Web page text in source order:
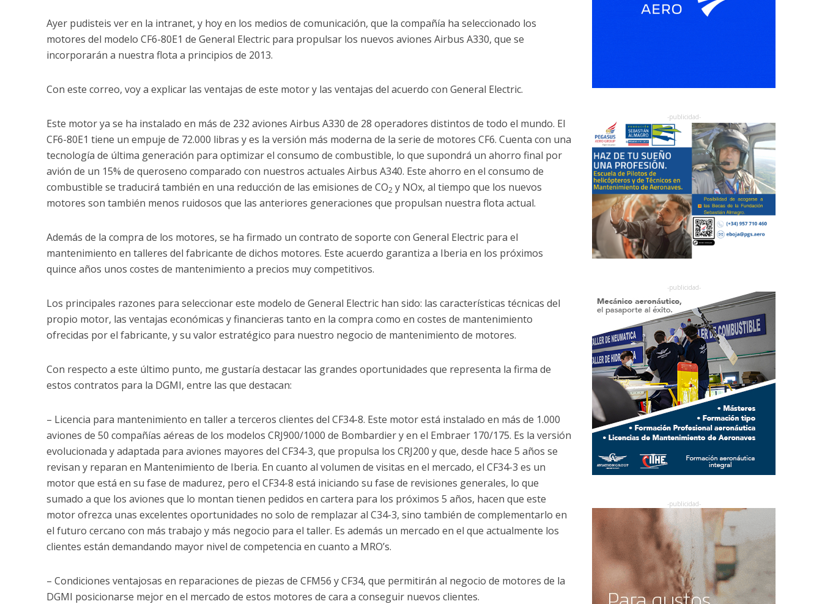
Ayer pudisteis ver en la intranet, y hoy en los medios de comunicación, que la compañía ha seleccionado los
motores del modelo CF6-80E1 de General Electric para propulsar los nuevos aviones Airbus A330, que se
incorporarán a nuestra flota a principios de 2013.
Con este correo, voy a explicar las ventajas de este motor y las ventajas del acuerdo con General Electric.
Este motor ya se ha instalado en más de 232 aviones Airbus A330 de 28 operadores distintos de todo el mundo. El
CF6-80E1 tiene un empuje de 72.000 libras y es la versión más moderna de la serie de motores CF6. Cuenta con una
tecnología de última generación para optimizar el consumo de combustible, lo que supondrá un ahorro final por
avión de un 15% de queroseno comparado con nuestros actuales Airbus A340. Este ahorro en el consumo de
combustible se traducirá también en una reducción de las emisiones de CO2 y NOx, al tiempo que los nuevos
motores son también menos ruidosos que las anteriores generaciones que propulsan nuestra flota actual.
Además de la compra de los motores, se ha firmado un contrato de soporte con General Electric para el
mantenimiento en talleres del fabricante de dichos motores. Este acuerdo garantiza a Iberia en los próximos
quince años unos costes de mantenimiento a precios muy competitivos.
Los principales razones para seleccionar este modelo de General Electric han sido: las características técnicas del
propio motor, las ventajas económicas y financieras tanto en la compra como en costes de mantenimiento
ofrecidas por el fabricante, y su valor estratégico para nuestro negocio de mantenimiento de motores.
Con respecto a este último punto, me gustaría destacar las grandes oportunidades que representa la firma de
estos contratos para la DGMI, entre las que destacan:
– Licencia para mantenimiento en taller a terceros clientes del CF34-8. Este motor está instalado en más de 1.000
aviones de 50 compañías aéreas de los modelos CRJ900/1000 de Bombardier y en el Embraer 170/175. Es la versión
evolucionada y adaptada para aviones mayores del CF34-3, que propulsa los CRJ200 y que, desde hace 5 años se
revisan y reparan en Mantenimiento de Iberia. En cuanto al volumen de visitas en el mercado, el CF34-3 es un
motor que está en su fase de madurez, pero el CF34-8 está iniciando su fase de revisiones generales, lo que
sumado a que los aviones que lo montan tienen pedidos en cartera para los próximos 5 años, hacen que este
motor ofrezca unas excelentes oportunidades no solo de remplazar al C34-3, sino también de complementarlo en
el futuro cercano con más trabajo y más negocio para el taller. Es además un mercado en el que actualmente los
clientes están demandando mayor nivel de competencia en cuanto a MRO’s.
– Condiciones ventajosas en reparaciones de piezas de CFM56 y CF34, que permitirán al negocio de motores de la
DGMI posicionarse mejor en el mercado de estos motores de cara a conseguir nuevos clientes.